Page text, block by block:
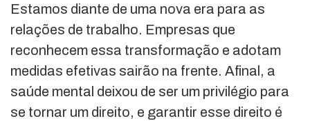
Estamos diante de uma nova era para as
relações de trabalho. Empresas que
reconhecem essa transformação e adotam
medidas efetivas sairão na frente. Afinal, a
saúde mental deixou de ser um privilégio para
se tornar um direito, e garantir esse direito é